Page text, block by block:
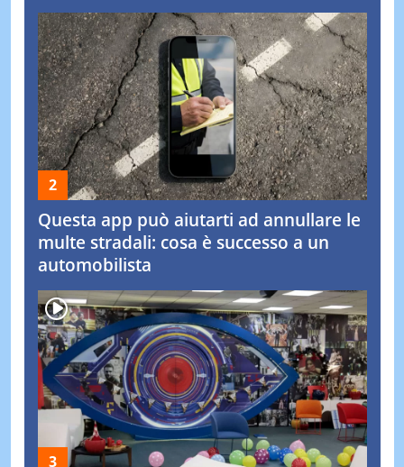
Questa app può aiutarti ad annullare le
multe stradali: cosa è successo a un
automobilista